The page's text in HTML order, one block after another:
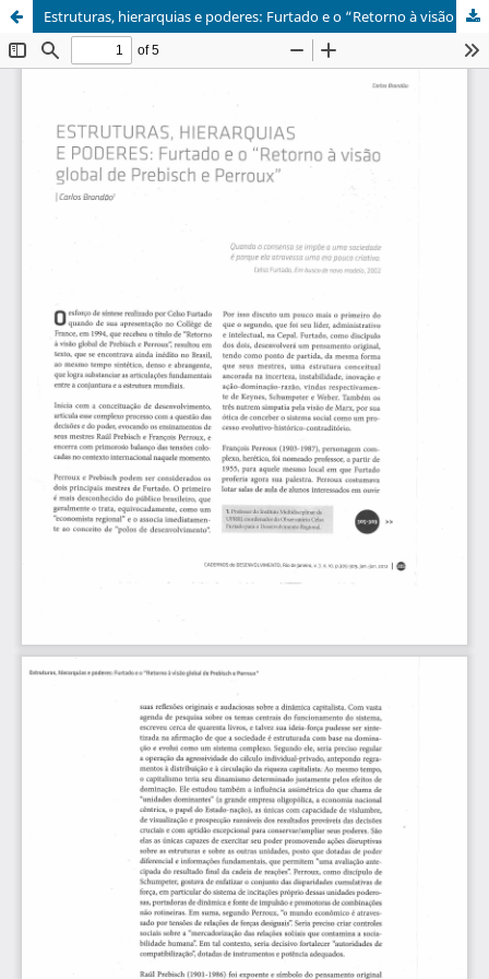
Estruturas, hierarquias e poderes: Furtado e o “Retorno à visão global de Prebisch e Perroux”